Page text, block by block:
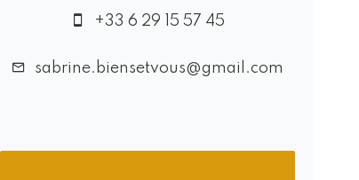
+33 6 29 15 57 45
sabrine.biensetvous@gmail.com